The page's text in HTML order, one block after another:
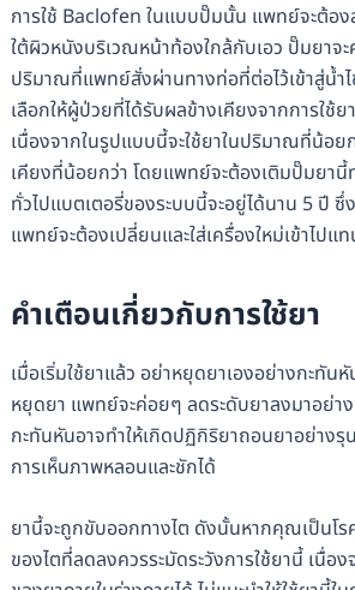
การใช้ Baclofen ในแบบปั๊มนั้น แพทย์จะต้อง
ใต้ผิวหนังบริเวณหน้าท้องใกล้กับเอว ปั๊มยาจ
ปริมาณที่แพทย์สั่งผ่านทางท่อที่ต่อไว้เข้าสู่น้
เลือกให้ผู้ป่วยที่ได้รับผลข้างเคียงจากการใช้
เนื่องจากในรูปแบบนี้จะใช้ยาในปริมาณที่น้อย
เคียงที่น้อยกว่า โดยแพทย์จะต้องเติมปั๊มยานี้
ทั่วไปแบตเตอรี่ของระบบนี้จะอยู่ได้นาน 5 ปี
แพทย์จะต้องเปลี่ยนและใส่เครื่องใหม่เข้าไปแ
คำเตือนเกี่ยวกับการใช้ยา
เมื่อเริ่มใช้ยาแล้ว อย่าหยุดยาเองอย่างกะทั
หยุดยา แพทย์จะค่อยๆ ลดระดับยาลงมาอย่า
กะทันหันอาจทำให้เกิดปฏิกิริยาถอนยาอย่างรุ
การเห็นภาพหลอนและชักได้
ยานี้จะถูกขับออกทางไต ดังนั้นหากคุณเป็นโร
ของไตที่ลดลงควรระมัดระวังการใช้ยานี้ เนื่อ